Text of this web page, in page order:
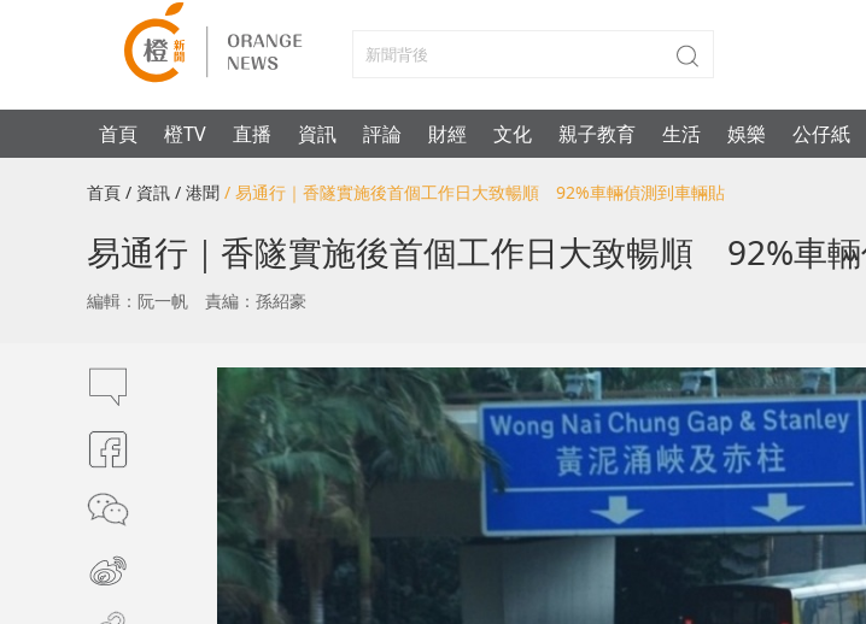
首頁 橙TV 直播 資訊 評論 財經 文化 親子教育 生活 娛樂 公仔紙
首頁 / 資訊 / 港聞 / 易通行｜香隧實施後首個工作日大致暢順 92%車輛偵測到車輛貼
易通行｜香隧實施後首個工作日大致暢順 92%車
編輯：阮一帆 責編：孫紹豪